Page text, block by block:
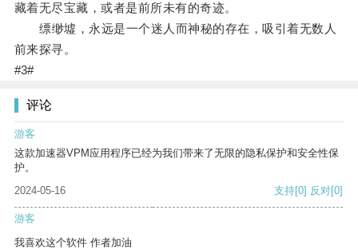
藏着无尽宝藏，或者是前所未有的奇迹。
缥缈墟，永远是一个迷人而神秘的存在，吸引着无数人
前来探寻。
#3#
评论
游客
这款加速器VPM应用程序已经为我们带来了无限的隐私保护和安全性保
护。
2024-05-16
支持[0] 反对[0]
游客
我喜欢这个软件 作者加油